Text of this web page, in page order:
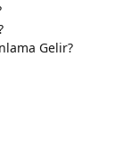
Gelir?